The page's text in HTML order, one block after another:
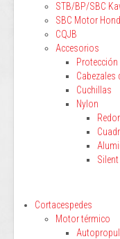
STB/BP/SBC
SBC Motor
CQJB
Accesorios
Protección
Cabezales
Cuchillas
Nylon
Silent
Cortacespedes
Motor térmico